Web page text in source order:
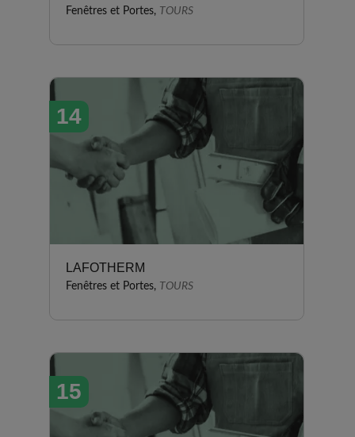
Fenêtres et Portes, TOURS
14
LAFOTHERM
Fenêtres et Portes, TOURS
15